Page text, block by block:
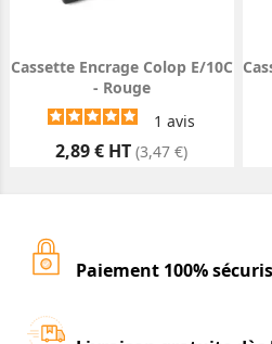
Cassette Encrage Colop E/10C
- Rouge
1avis
Prix
2,89 € HT (3,47 €)
Paiement 100%